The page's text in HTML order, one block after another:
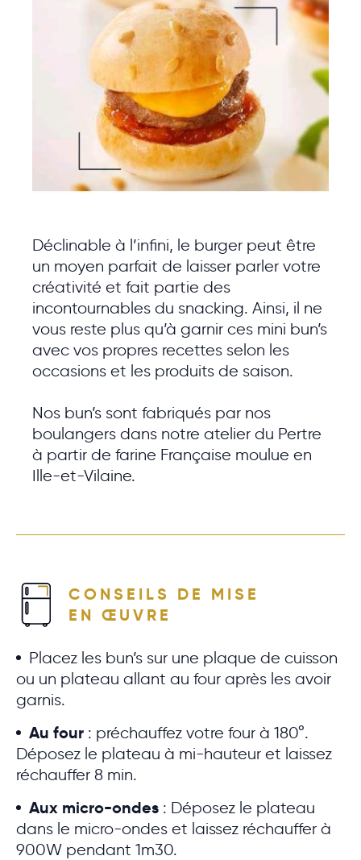
Déclinable à l’infini, le burger peut être
un moyen parfait de laisser parler votre
créativité et fait partie des
incontournables du snacking. Ainsi, il ne
vous reste plus qu’à garnir ces mini bun’s
avec vos propres recettes selon les
occasions et les produits de saison.
Nos bun’s sont fabriqués par nos
boulangers dans notre atelier du Pertre
à partir de farine Française moulue en
Ille-et-Vilaine.
CONSEILS DE MISE
EN ŒUVRE
Placez les bun’s sur une plaque de cuisson
ou un plateau allant au four après les avoir
garnis.
Au four : préchauffez votre four à 180°.
Déposez le plateau à mi-hauteur et laissez
réchauffer 8 min.
Aux micro-ondes : Déposez le plateau
dans le micro-ondes et laissez réchauffer à
900W pendant 1m30.